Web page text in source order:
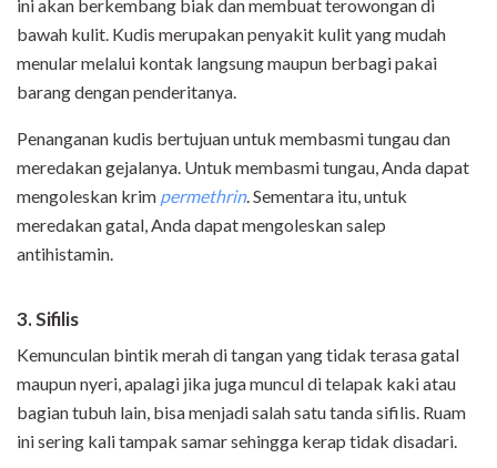
ini akan berkembang biak dan membuat terowongan di
bawah kulit. Kudis merupakan penyakit kulit yang mudah
menular melalui kontak langsung maupun berbagi pakai
barang dengan penderitanya.
Penanganan kudis bertujuan untuk membasmi tungau dan
meredakan gejalanya. Untuk membasmi tungau, Anda dapat
mengoleskan krim permethrin. Sementara itu, untuk
meredakan gatal, Anda dapat mengoleskan salep
antihistamin.
3. Sifilis
Kemunculan bintik merah di tangan yang tidak terasa gatal
maupun nyeri, apalagi jika juga muncul di telapak kaki atau
bagian tubuh lain, bisa menjadi salah satu tanda sifilis. Ruam
ini sering kali tampak samar sehingga kerap tidak disadari.